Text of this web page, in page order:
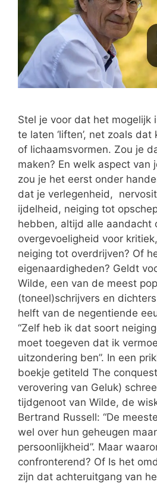
Stel je voor dat het mogelijk
te laten ‘liften’, net zoals
of lichaamsvormen. Zou je
maken? En welk aspect van
zou je het eerst onder
dat je verlegenheid,
ijdelheid, neiging tot
hebben, altijd alle aandacht
overgevoeligheid voor
neiging tot overdrijven? Of
eigenaardigheden? Geldt
Wilde, een van de meest
(toneel)schrijvers en
helft van de negentiende
“Zelf heb ik dat soort
moet toegeven dat ik
uitzondering ben”. In een
boekje getiteld The
verovering van Geluk)
tijdgenoot van Wilde, de
Bertrand Russell: “De
wel over hun geheugen
persoonlijkheid”. Maar
confronterend? Of Is het
zijn dat achteruitgang van